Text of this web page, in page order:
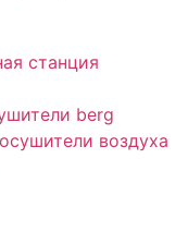
станция
berg
воздуха